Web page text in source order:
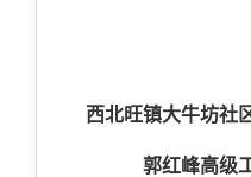
西北旺镇大牛坊社
郭红峰高级